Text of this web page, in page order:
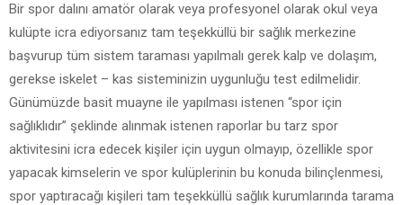
Bir spor dalını amatör olarak veya profesyonel olarak okul veya
kulüpte icra ediyorsanız tam teşekküllü bir sağlık merkezine
başvurup tüm sistem taraması yapılmalı gerek kalp ve dolaşım,
gerekse iskelet – kas sisteminizin uygunluğu test edilmelidir.
Günümüzde basit muayne ile yapılması istenen “spor için
sağlıklıdır” şeklinde alınmak istenen raporlar bu tarz spor
aktivitesini icra edecek kişiler için uygun olmayıp, özellikle spor
yapacak kimselerin ve spor kulüplerinin bu konuda bilinçlenmesi,
spor yaptıracağı kişileri tam teşekküllü sağlık kurumlarında tarama